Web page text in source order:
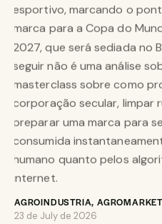
AGROINDUSTRIA,
23 de July de 2026